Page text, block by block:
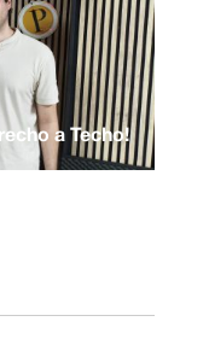
a Techo!